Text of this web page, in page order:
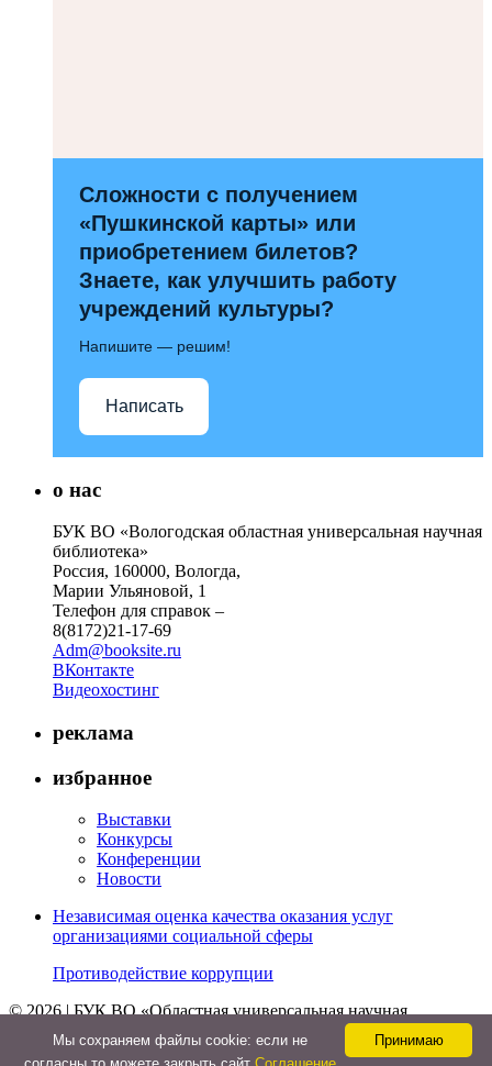
Сложности с получением
«Пушкинской карты» или
приобретением билетов?
Знаете, как улучшить работу
учреждений культуры?
Напишите — решим!
Написать
о нас
БУК ВО «Вологодская областная универсальная научная
библиотека»
Россия, 160000, Вологда,
Марии Ульяновой, 1
Телефон для справок –
8(8172)21-17-69
Adm@booksite.ru
ВКонтакте
Видеохостинг
реклама
избранное
Выставки
Конкурсы
Конференции
Новости
Независимая оценка качества оказания услуг
организациями социальной сферы
Противодействие коррупции
© 2026 | БУК ВО «Областная универсальная научная
библиотека»
Принимаю
Мы cохраняем файлы cookie: если не